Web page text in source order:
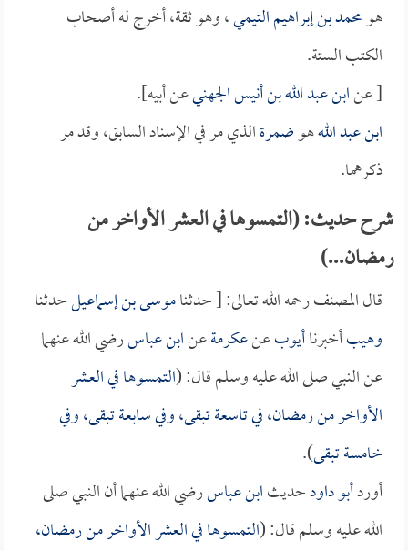
هومحمد بن إبراهيم التيمي، وهو ثقة، أخرج له أصحاب
الكتب الستة.
[ عنابن عبد الله بن أنيس الجهنيعن أبيه].
ابن عبد اللههوضمرةالذي مر في الإسناد السابق، وقد مر
ذكرهما.
شرح حديث: (التمسوها في العشر الأواخر من
رمضان...)
قال المصنف رحمه الله تعالى: [ حدثناموسى بن إسماعيلحدثنا
وهيبأخبرناأيوبعنعكرمةعنابن عباسرضي الله عنهما
عن النبي صلى الله عليه وسلم قال: (التمسوها في العشر
الأواخر من رمضان، في تاسعة تبقى، وفي سابعة تبقى، وفي
خامسة تبقى).
أوردأبو داودحديثابن عباسرضي الله عنهما أن النبي صلى
الله عليه وسلم قال: (التمسوها في العشر الأواخر من رمضان،